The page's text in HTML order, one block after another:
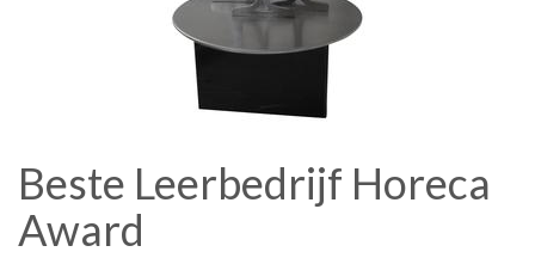
Beste Leerbedrijf Horeca
Award